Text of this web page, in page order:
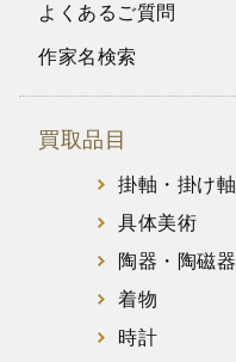
よくあるご質問
作家名検索
買取品目
掛軸・掛け軸
具体美術
陶器・陶磁器
着物
時計